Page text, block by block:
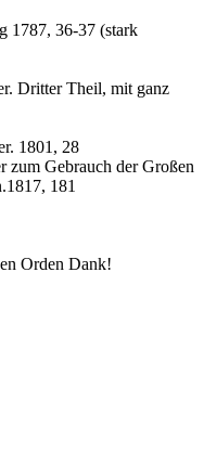
1787, 36-37 (stark
Dritter Theil, mit ganz
1801, 28
zum Gebrauch der Großen
181
Orden Dank!